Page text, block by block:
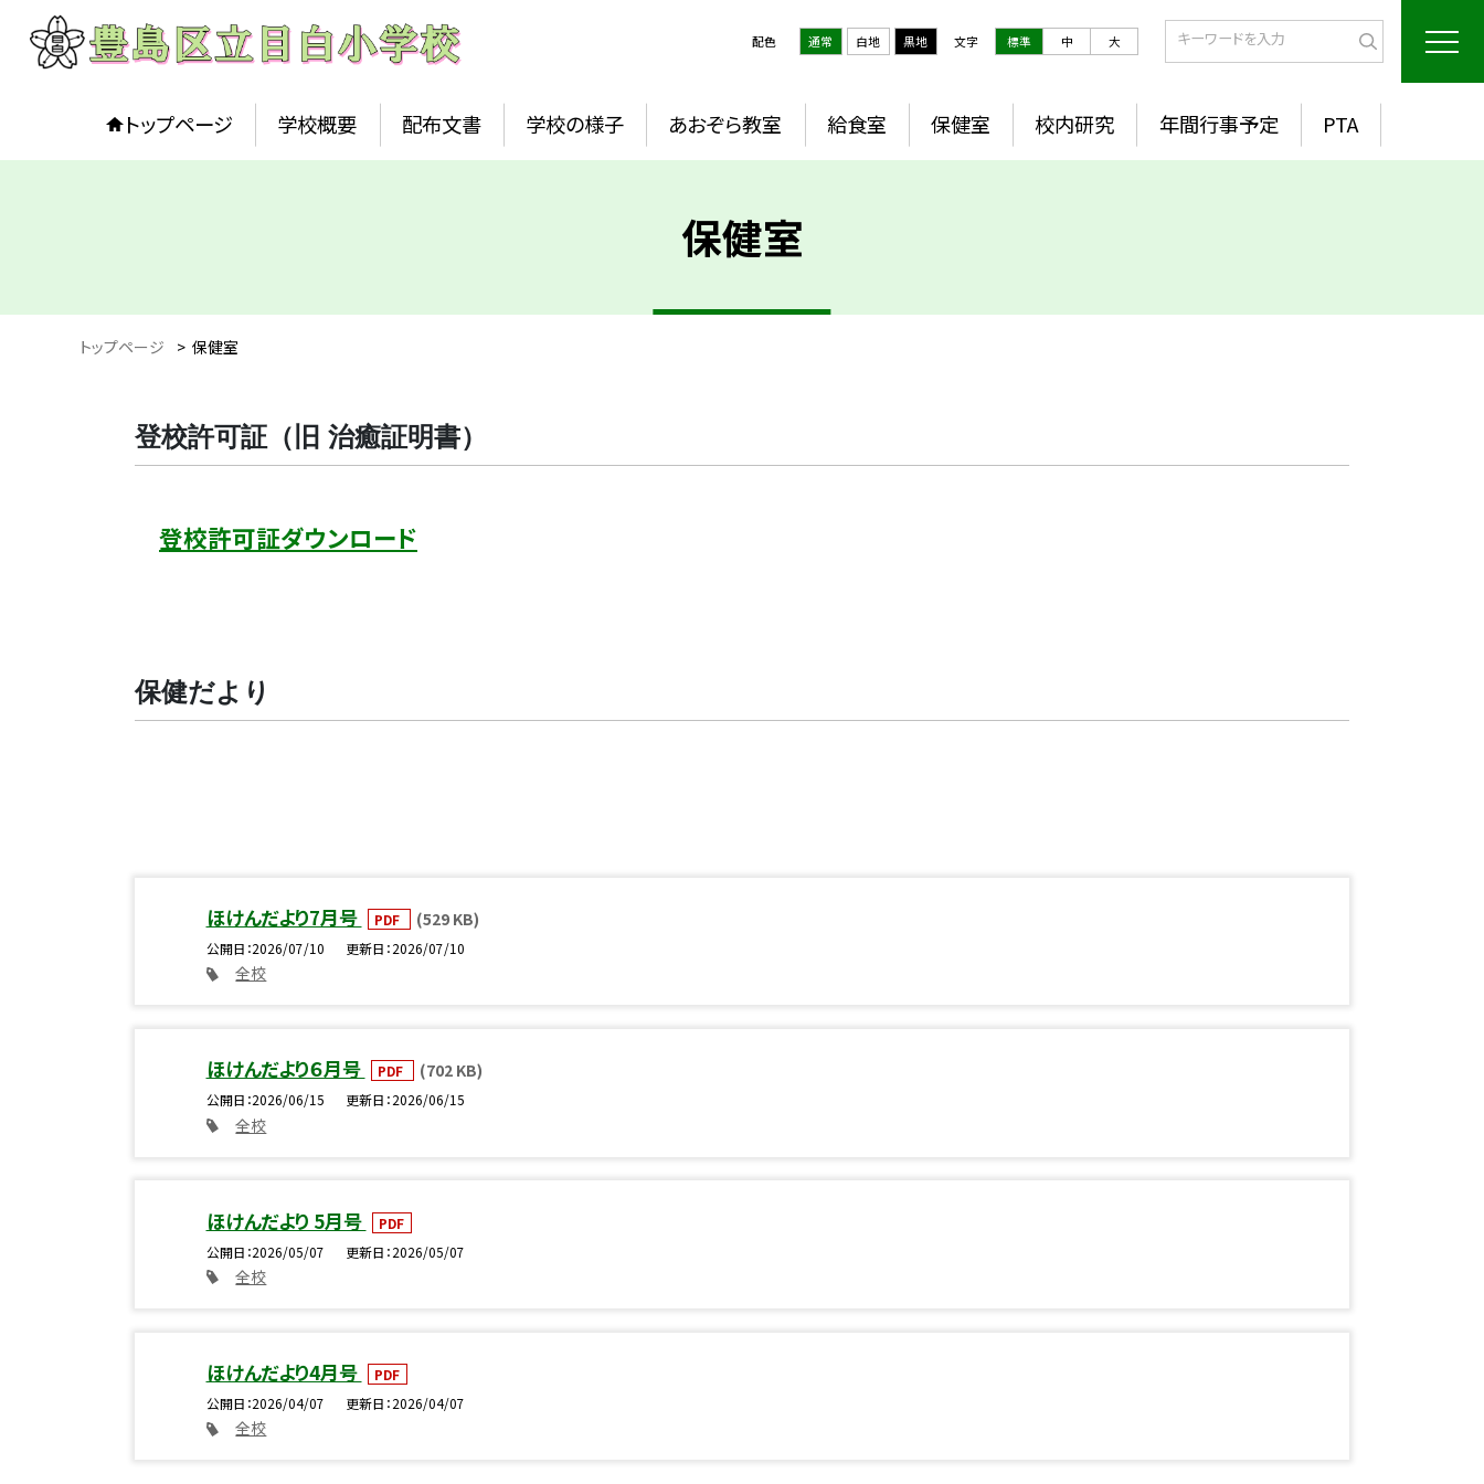
配色 通常 白地 黒地 文字 標準 中 大
トップページ 学校概要 配布文書 学校の様子 あおぞら教室 給食室 保健室 校内研究 年間行事予定 PTA
保健室
トップページ > 保健室
登校許可証（旧 治癒証明書）
登校許可証ダウンロード
保健だより
ほけんだより7月号 PDF (529 KB)
公開日 2026/07/10 更新日 2026/07/10
全校
ほけんだより６月号 PDF (702 KB)
公開日 2026/06/15 更新日 2026/06/15
全校
ほけんだより 5月号
PDF
公開日 2026/05/07 更新日 2026/05/07
全校
ほけんだより4月号
PDF
公開日 2026/04/07 更新日 2026/04/07
全校